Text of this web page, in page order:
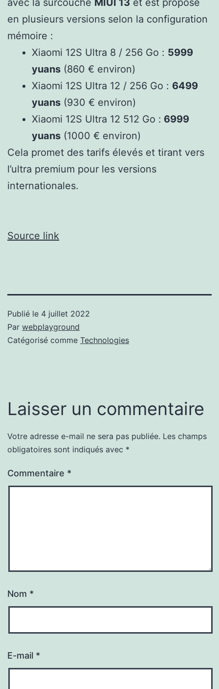
avec la surcouche MIUI 13 et est proposé
en plusieurs versions selon la configuration
mémoire :
Xiaomi 12S Ultra 8 / 256 Go : 5999
yuans (860 € environ)
Xiaomi 12S Ultra 12 / 256 Go : 6499
yuans (930 € environ)
Xiaomi 12S Ultra 12 512 Go : 6999
yuans (1000 € environ)
Cela promet des tarifs élevés et tirant vers
l’ultra premium pour les versions
internationales.
Source link
Publié le 4 juillet 2022
Par webplayground
Catégorisé comme Technologies
Laisser un commentaire
Votre adresse e-mail ne sera pas publiée. Les champs
obligatoires sont indiqués avec *
Commentaire *
Nom *
E-mail *